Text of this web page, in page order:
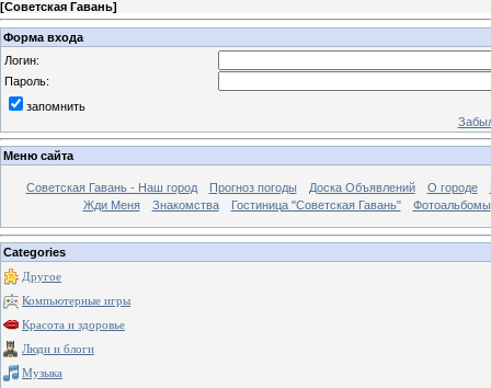
[Советская Гавань]
Форма входа
Логин:
Пароль:
запомнить
Меню сайта
Советская Гавань - Наш город Прогноз погоды Доска Объявлений О городе
Жди Меня
Знакомства Гостиница "Советская Гавань" Фотоальбомы
Categories
Другое
Компьютерные игры
Красота и здоровье
Люди и блоги
Музыка